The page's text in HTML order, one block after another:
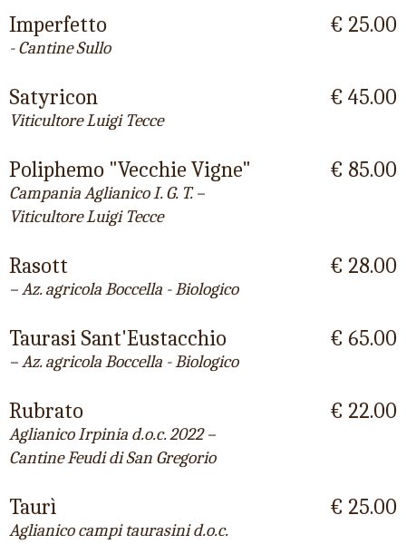
Imperfetto
- Cantine Sullo
€ 25.00
Satyricon
Viticultore Luigi Tecce
€ 45.00
Poliphemo "Vecchie Vigne"
Campania Aglianico I. G. T. –
Viticultore Luigi Tecce
€ 85.00
Rasott
– Az. agricola Boccella - Biologico
€ 28.00
Taurasi Sant'Eustacchio
– Az. agricola Boccella - Biologico
€ 65.00
Rubrato
Aglianico Irpinia d.o.c. 2022 –
Cantine Feudi di San Gregorio
€ 22.00
Taurì
Aglianico campi taurasini d.o.c.
€ 25.00